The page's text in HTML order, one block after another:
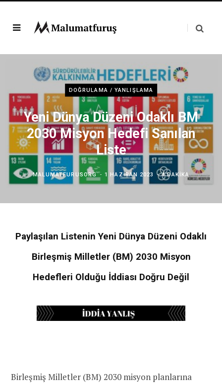
DOĞRULAMA / YANLIŞLAMA
Yeni Dünya Düzeni Odaklı BM
2030 Misyon Hedefi Sanılan
Liste
MALUMATFURUSORG 1 HAZIRAN 2023 4 DAKIKA
Paylaşılan Listenin Yeni Dünya Düzeni Odaklı
Birleşmiş Milletler (BM) 2030 Misyon
Hedefleri Olduğu İddiası Doğru Değil
Birleşmiş Milletler (BM) 2030 misyon planlarına